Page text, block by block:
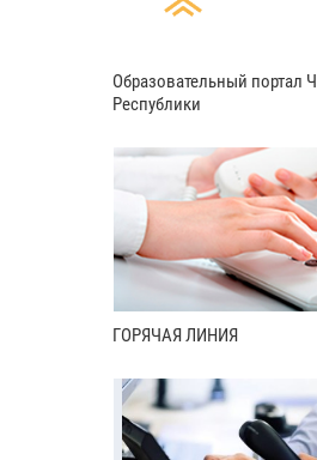
Образовательный портал
Республики
ГОРЯЧАЯ ЛИНИЯ